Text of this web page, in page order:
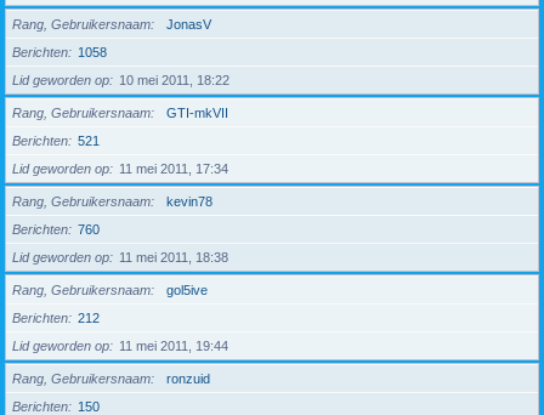
Rang, Gebruikersnaam
JonasV
Berichten
1058
Lid geworden op
10 mei 2011, 18:22
Rang, Gebruikersnaam
GTI-mkVII
Berichten
521
Lid geworden op
11 mei 2011, 17:34
Rang, Gebruikersnaam
kevin78
Berichten
760
Lid geworden op
11 mei 2011, 18:38
Rang, Gebruikersnaam
gol5ive
Berichten
212
Lid geworden op
11 mei 2011, 19:44
Rang, Gebruikersnaam
ronzuid
Berichten
150